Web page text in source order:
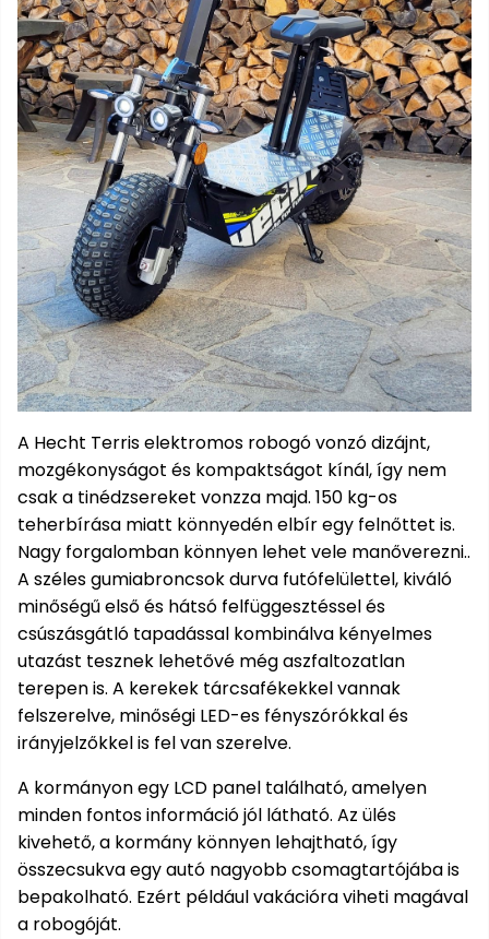
Rönkaprító,
rönkhasító
Ágaprító
Grillek
Lombfúvó-
szívó
Szállítókocsi
és
tartozékok
Szórókocsi,
kézi szóró
Öntözéstechnika
Szivattyú
Magasnyomású
mosó
Seprőgép
Hómaró
Hólapát
és
kiegészítő
Növényápolási
Kompresszorok
Lapvibrátorok,
szállítóeszközök
Mérőeszközök
Mérőműszerek
Munkaasztalok
Porszívók
Úttakarító
gépek
Ventillátorok,
légkondícionálók
Kiegészítők
Infraszaunák
A Hecht Terris elektromos robogó vonzó dizájnt,
mozgékonyságot és kompaktságot kínál, így nem
csak a tinédzsereket vonzza majd. 150 kg-os
teherbírása miatt könnyedén elbír egy felnőttet is.
Nagy forgalomban könnyen lehet vele manőverezni..
A széles gumiabroncsok durva futófelülettel, kiváló
minőségű első és hátsó felfüggesztéssel és
csúszásgátló tapadással kombinálva kényelmes
utazást tesznek lehetővé még aszfaltozatlan
terepen is. A kerekek tárcsafékekkel vannak
felszerelve, minőségi LED-es fényszórókkal és
irányjelzőkkel is fel van szerelve.
A kormányon egy LCD panel található, amelyen
minden fontos információ jól látható. Az ülés
kivehető, a kormány könnyen lehajtható, így
összecsukva egy autó nagyobb csomagtartójába is
bepakolható. Ezért például vakációra viheti magával
a robogóját.